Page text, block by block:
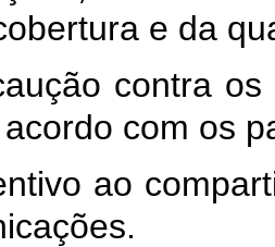
e da
contra
com os
ao